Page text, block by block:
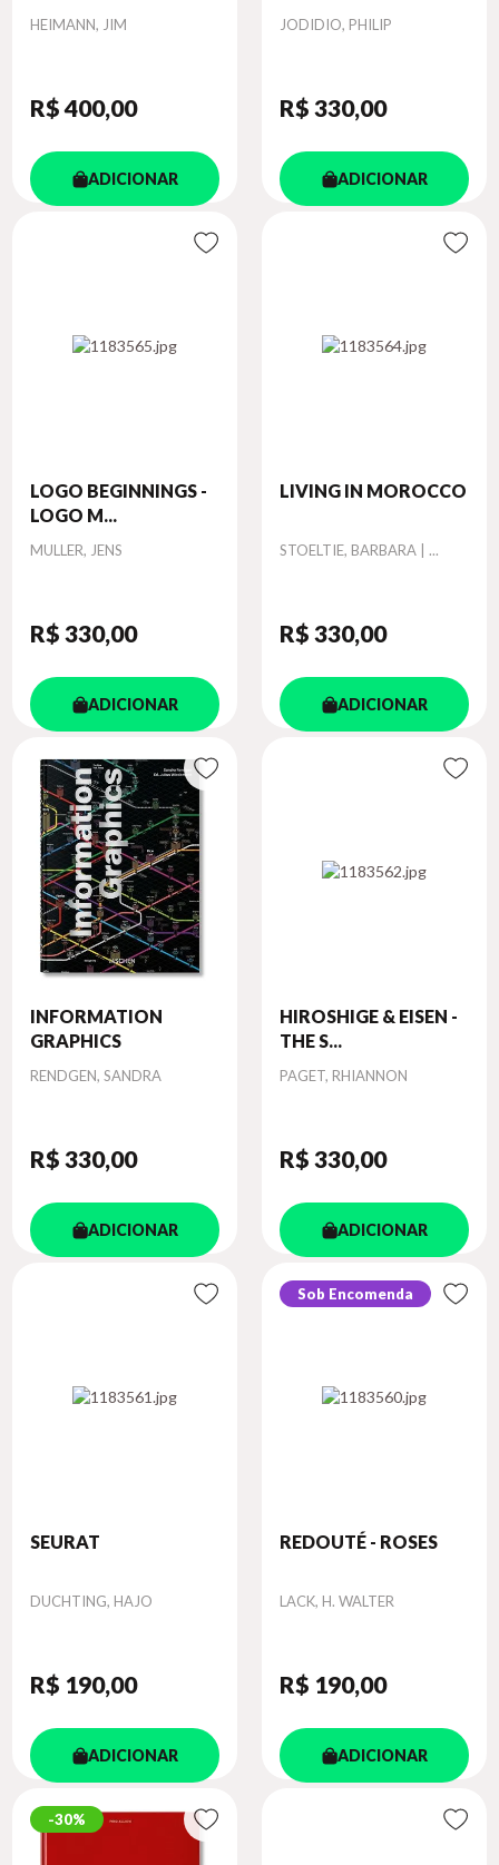
Autor
HEIMANN, JIM
R$ 400,00
ADICIONAR
Autor
JODIDIO, PHILIP
R$ 330,00
ADICIONAR
LOGO BEGINNINGS -
LOGO M...
Autor
MULLER, JENS
R$ 330,00
ADICIONAR
LIVING IN MOROCCO
Autor
STOELTIE, BARBARA | ...
R$ 330,00
ADICIONAR
INFORMATION
GRAPHICS
Autor
RENDGEN, SANDRA
R$ 330,00
ADICIONAR
HIROSHIGE & EISEN -
THE S...
Autor
PAGET, RHIANNON
R$ 330,00
ADICIONAR
SEURAT
Autor
DUCHTING, HAJO
R$ 190,00
ADICIONAR
Sob Encomenda
REDOUTÉ - ROSES
Autor
LACK, H. WALTER
R$ 190,00
ADICIONAR
30%